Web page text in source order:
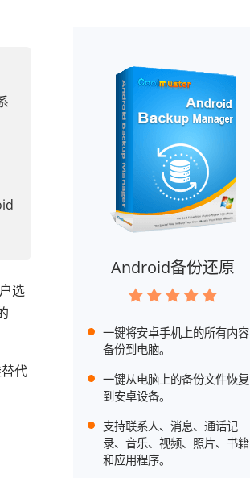
选
代
Android备份还原
一键将安卓手机上的所有内容
备份到电脑。
一键从电脑上的备份文件恢复
到安卓设备。
支持联系人、消息、通话记
录、音乐、视频、照片、书籍
和应用程序。